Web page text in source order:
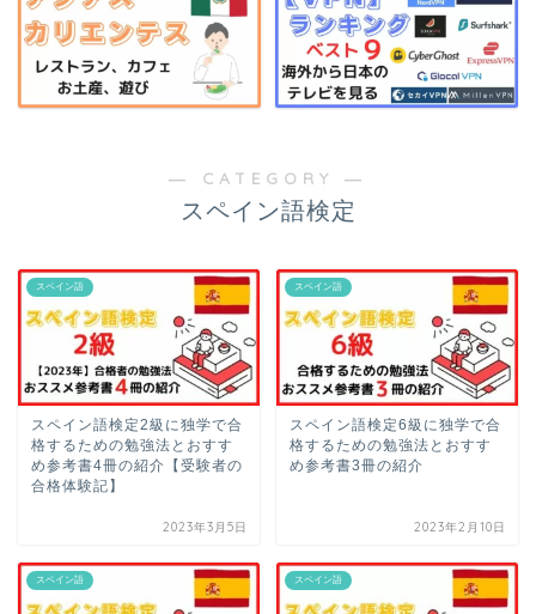
― CATEGORY ―
スペイン語検定
スペイン語
スペイン語検定2級に独学で合
格するための勉強法とおすす
め参考書4冊の紹介【受験者の
合格体験記】
2023年3月5日
スペイン語
スペイン語検定6級に独学で合
格するための勉強法とおすす
め参考書3冊の紹介
2023年2月10日
スペイン語 スペイン語